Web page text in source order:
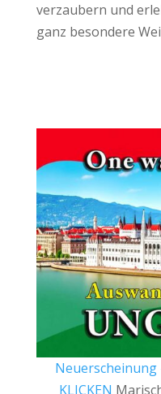
verzaubern und
ganz besondere
Neuerscheinung
KLICKEN